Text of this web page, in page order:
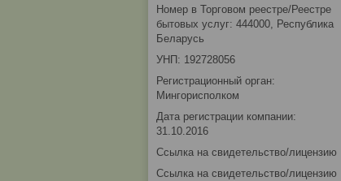
Номер в Торговом реестре/Реестре
бытовых услуг: 444000, Республика
Беларусь
УНП: 192728056
Регистрационный орган:
Мингорисполком
Дата регистрации компании:
31.10.2016
Ссылка на свидетельство/лицензию
Ссылка на свидетельство/лицензию